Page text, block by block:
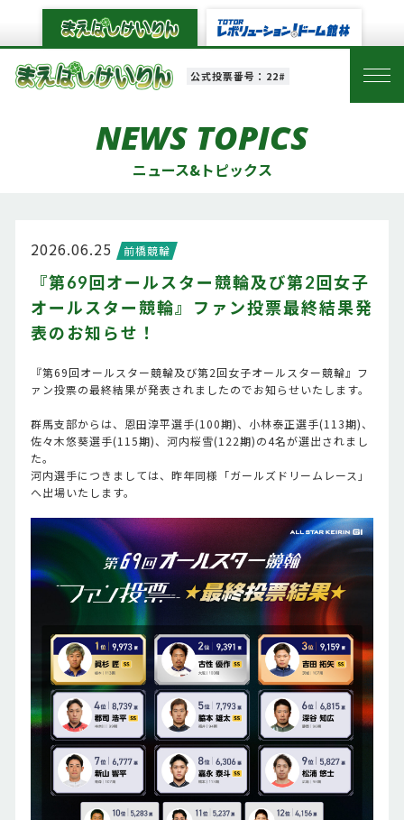
公式投票番号：22#
NEWS TOPICS
ニュース&トピックス
2026.06.25 前橋競輪
『第69回オールスター競輪及び第2回女子
オールスター競輪』ファン投票最終結果発
表のお知らせ！
『第69回オールスター競輪及び第2回女子オールスター競輪』フ
ァン投票の最終結果が発表されましたのでお知らせいたします。
群馬支部からは、恩田淳平選手(100期)、小林泰正選手(113期)、
佐々木悠葵選手(115期)、河内桜雪(122期)の4名が選出されまし
た。
河内選手につきましては、昨年同様「ガールズドリームレース」
へ出場いたします。